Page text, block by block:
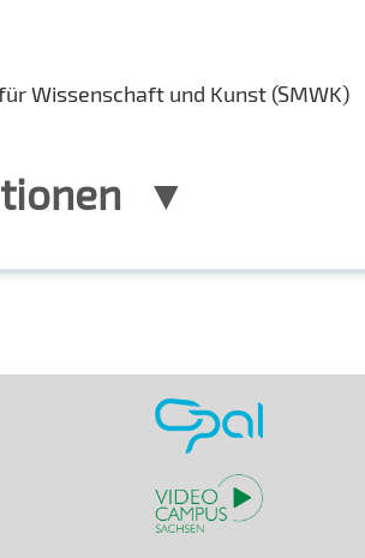
Wissenschaft und Kunst (SMWK)